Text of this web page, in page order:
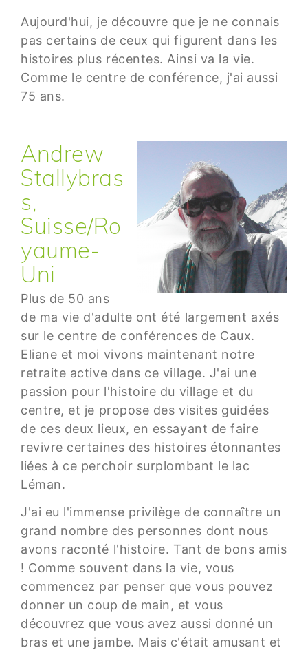
Aujourd'hui, je découvre que je ne connais
pas certains de ceux qui figurent dans les
histoires plus récentes. Ainsi va la vie.
Comme le centre de conférence, j'ai aussi
75 ans.
Andrew
Stallybras
s,
Suisse/Ro
yaume-
Uni
Plus de 50 ans
de ma vie d'adulte ont été largement axés
sur le centre de conférences de Caux.
Eliane et moi vivons maintenant notre
retraite active dans ce village. J'ai une
passion pour l'histoire du village et du
centre, et je propose des visites guidées
de ces deux lieux, en essayant de faire
revivre certaines des histoires étonnantes
liées à ce perchoir surplombant le lac
Léman.
J'ai eu l'immense privilège de connaître un
grand nombre des personnes dont nous
avons raconté l'histoire. Tant de bons amis
! Comme souvent dans la vie, vous
commencez par penser que vous pouvez
donner un coup de main, et vous
découvrez que vous avez aussi donné un
bras et une jambe. Mais c'était amusant et